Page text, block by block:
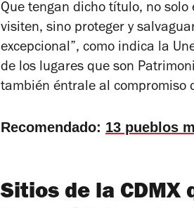
Que tengan dicho título, no
visiten, sino proteger y
excepcional”, como indica la
de los lugares que son
también éntrale al compromiso
Recomendado: 13 pueblos
Sitios de la CDMX